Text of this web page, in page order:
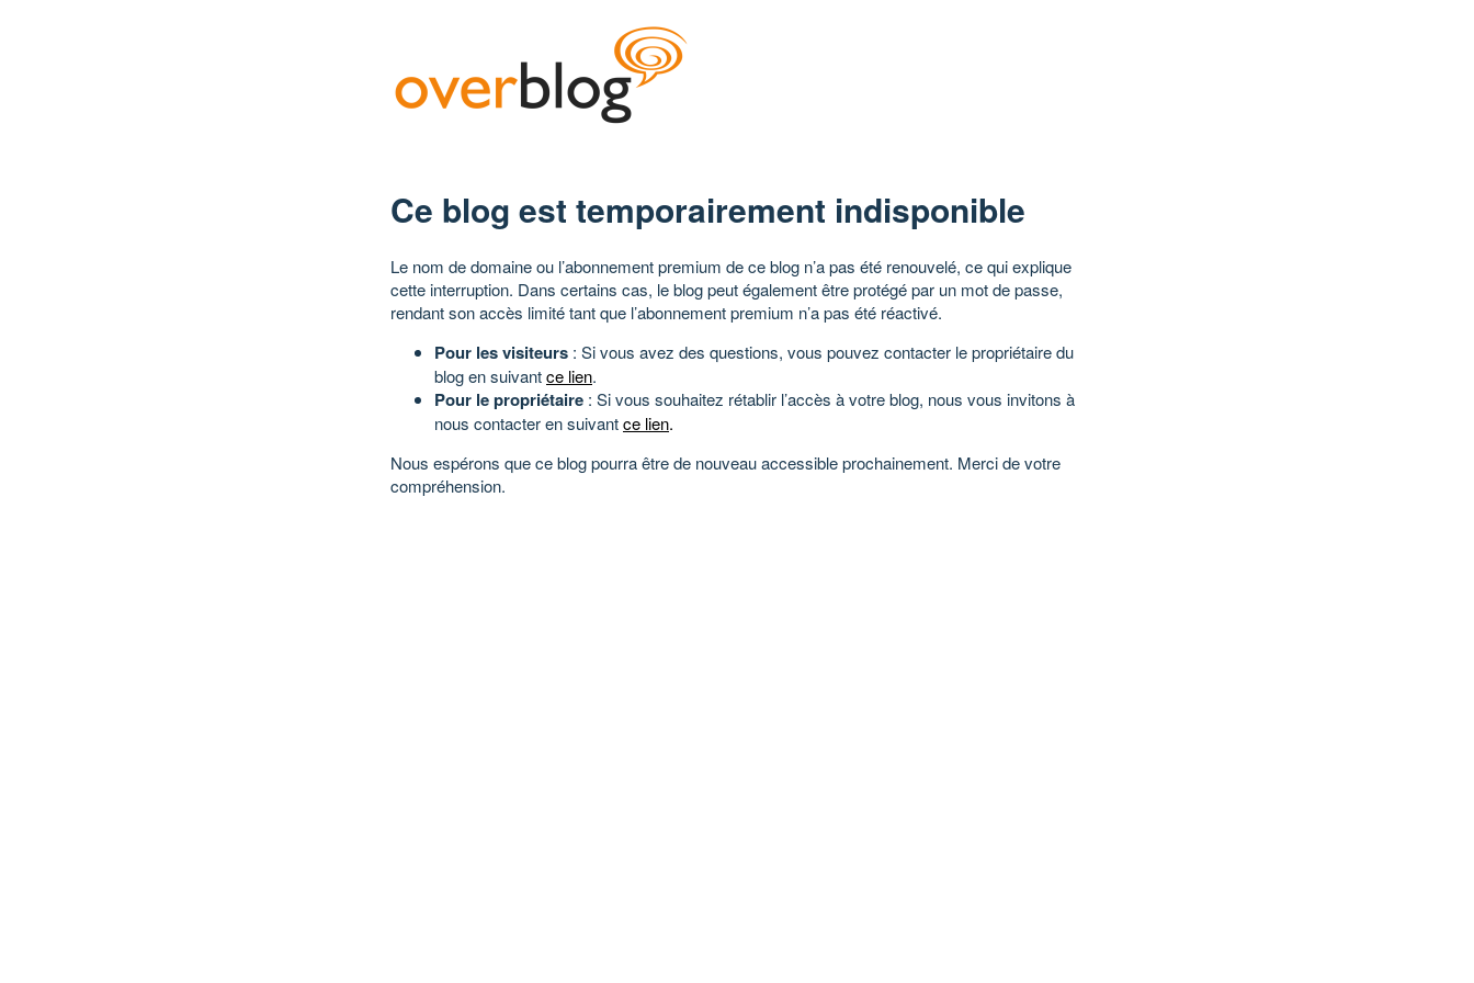
Ce blog est temporairement indisponible
Le nom de domaine ou l’abonnement premium de ce blog n’a pas été renouvelé, ce qui explique
cette interruption. Dans certains cas, le blog peut également être protégé par un mot de passe,
rendant son accès limité tant que l’abonnement premium n’a pas été réactivé.
Pour les visiteurs : Si vous avez des questions, vous pouvez contacter le propriétaire du
blog en suivantce lien.
Pour le propriétaire : Si vous souhaitez rétablir l’accès à votre blog, nous vous invitons à
nous contacter en suivantce lien.
Nous espérons que ce blog pourra être de nouveau accessible prochainement. Merci de votre
compréhension.